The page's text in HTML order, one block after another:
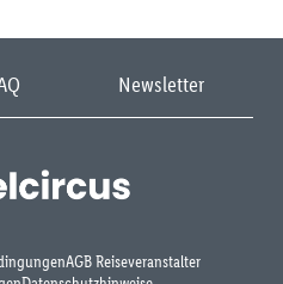
Newsletter
AGB Reiseveranstalter